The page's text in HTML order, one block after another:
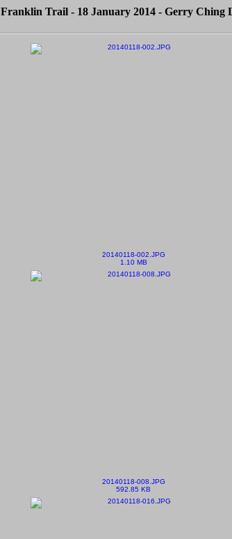
Franklin Trail - 18 January 2014 - Gerry Ching
20140118-002.JPG
1.10 MB
20140118-008.JPG
592.85 KB